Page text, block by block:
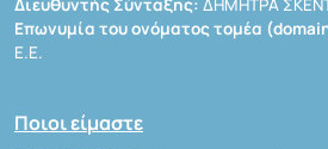
Διευθυντής Σύνταξης: ΔΗΜΗΤΡΑ
Επωνυμία του ονόματος τομέα
Ε.Ε.
Ποιοι είμαστε